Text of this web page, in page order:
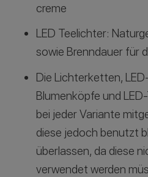
creme
LED Teelichter:
sowie Brenndauer für
Die Lichterketten,
Blumenköpfe und
bei jeder Variante
diese jedoch benutzt
überlassen, da diese
verwendet werden